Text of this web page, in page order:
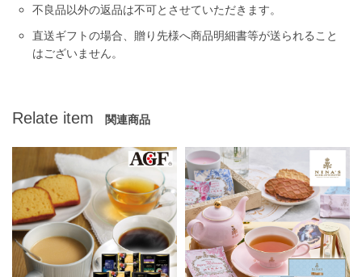
不良品以外の返品は不可とさせていただきます。
直送ギフトの場合、贈り先様へ商品明細書等が送られること
はございません。
Relate item 関連商品